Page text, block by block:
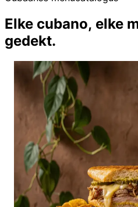
Elke cubano, elke
gedekt.